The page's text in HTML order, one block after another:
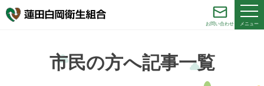
お問い合わせ メニュー
市民の方へ記事一覧